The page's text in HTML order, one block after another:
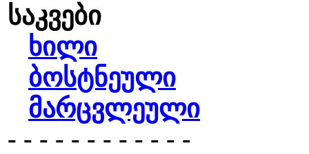
საკვები
ხილი
ბოსტნეული
მარცვლეული
- - - - - - - - - - - -